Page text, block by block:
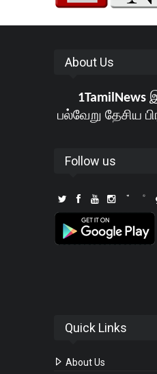
About Us
1TamilNews
பல்வேறு தேசிய
Follow us
Quick Links
About Us